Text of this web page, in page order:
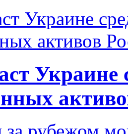
Украине